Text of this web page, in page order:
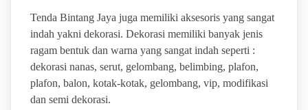
Tenda Bintang Jaya juga memiliki aksesoris yang sangat
indah yakni dekorasi. Dekorasi memiliki banyak jenis
ragam bentuk dan warna yang sangat indah seperti :
dekorasi nanas, serut, gelombang, belimbing, plafon,
plafon, balon, kotak-kotak, gelombang, vip, modifikasi
dan semi dekorasi.